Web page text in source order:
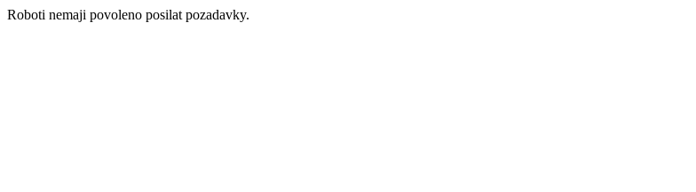
Roboti nemaji povoleno posilat pozadavky.